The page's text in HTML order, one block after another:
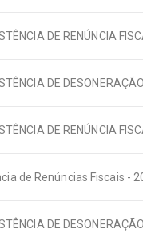
DE RENÚNCIA
DE
DE RENÚNCIA
de Renúncias Fiscais -
DE